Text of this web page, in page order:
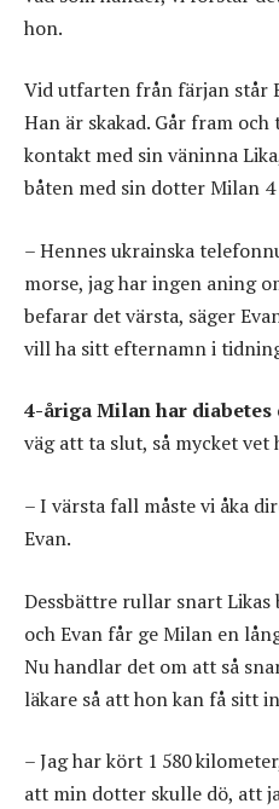
hon.
Vid utfarten från färjan står
Han är skakad. Går fram
kontakt med sin väninna
båten med sin dotter Milan 4
– Hennes ukrainska
morse, jag har ingen aning
befarar det värsta, säger
vill ha sitt efternamn i
4-åriga Milan har diabetes
väg att ta slut, så mycket vet
– I värsta fall måste vi åka
Evan.
Dessbättre rullar snart
och Evan får ge Milan en
Nu handlar det om att så
läkare så att hon kan få sitt
– Jag har kört 1 580
att min dotter skulle dö, att